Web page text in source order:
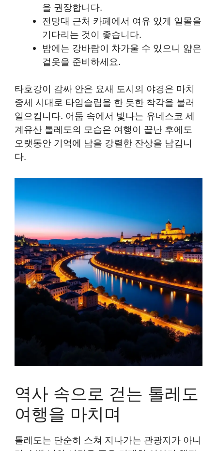
을 권장합니다.
전망대 근처 카페에서 여유 있게 일몰을
기다리는 것이 좋습니다.
밤에는 강바람이 차가울 수 있으니 얇은
겉옷을 준비하세요.
타호강이 감싸 안은 요새 도시의 야경은 마치
중세 시대로 타임슬립을 한 듯한 착각을 불러
일으킵니다. 어둠 속에서 빛나는 유네스코 세
계유산 톨레도의 모습은 여행이 끝난 후에도
오랫동안 기억에 남을 강렬한 잔상을 남깁니
다.
역사 속으로 걷는 톨레도
여행을 마치며
톨레도는 단순히 스쳐 지나가는 관광지가 아니